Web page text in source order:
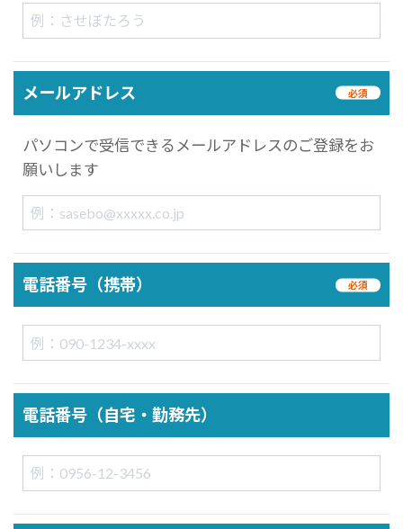
メールアドレス 必須
パソコンで受信できるメールアドレスのご登録をお
願いします
電話番号（携帯） 必須
電話番号（自宅・勤務先）